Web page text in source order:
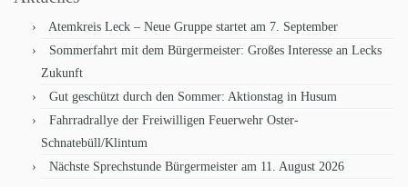
Atemkreis Leck – Neue Gruppe startet am 7. September
Sommerfahrt mit dem Bürgermeister: Großes Interesse an Lecks
Zukunft
Gut geschützt durch den Sommer: Aktionstag in Husum
Fahrradrallye der Freiwilligen Feuerwehr Oster-
Schnatebüll/Klintum
Nächste Sprechstunde Bürgermeister am 11. August 2026